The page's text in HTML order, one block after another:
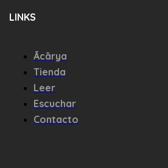
LINKS
Ācārya
Tienda
Leer
Escuchar
Contacto